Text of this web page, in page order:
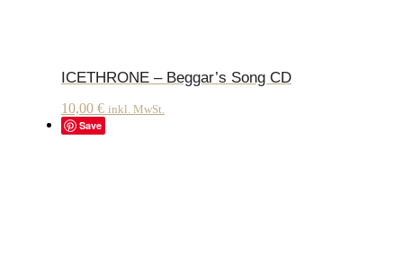
ICETHRONE – Beggar’s Song CD
10,00 € inkl. MwSt.
Save